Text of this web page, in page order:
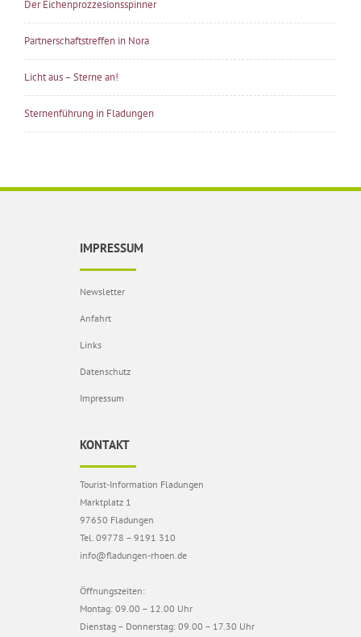
Der Eichenprozzesionsspinner
Partnerschaftstreffen in Nora
Licht aus – Sterne an!
Sternenführung in Fladungen
IMPRESSUM
Newsletter
Anfahrt
Links
Datenschutz
Impressum
KONTAKT
Tourist-Information Fladungen
Marktplatz 1
97650 Fladungen
Tel. 09778 – 9191 310
info@fladungen-rhoen.de
Öffnungszeiten:
Montag: 09.00 – 12.00 Uhr
Dienstag – Donnerstag: 09.00 – 17.30 Uhr